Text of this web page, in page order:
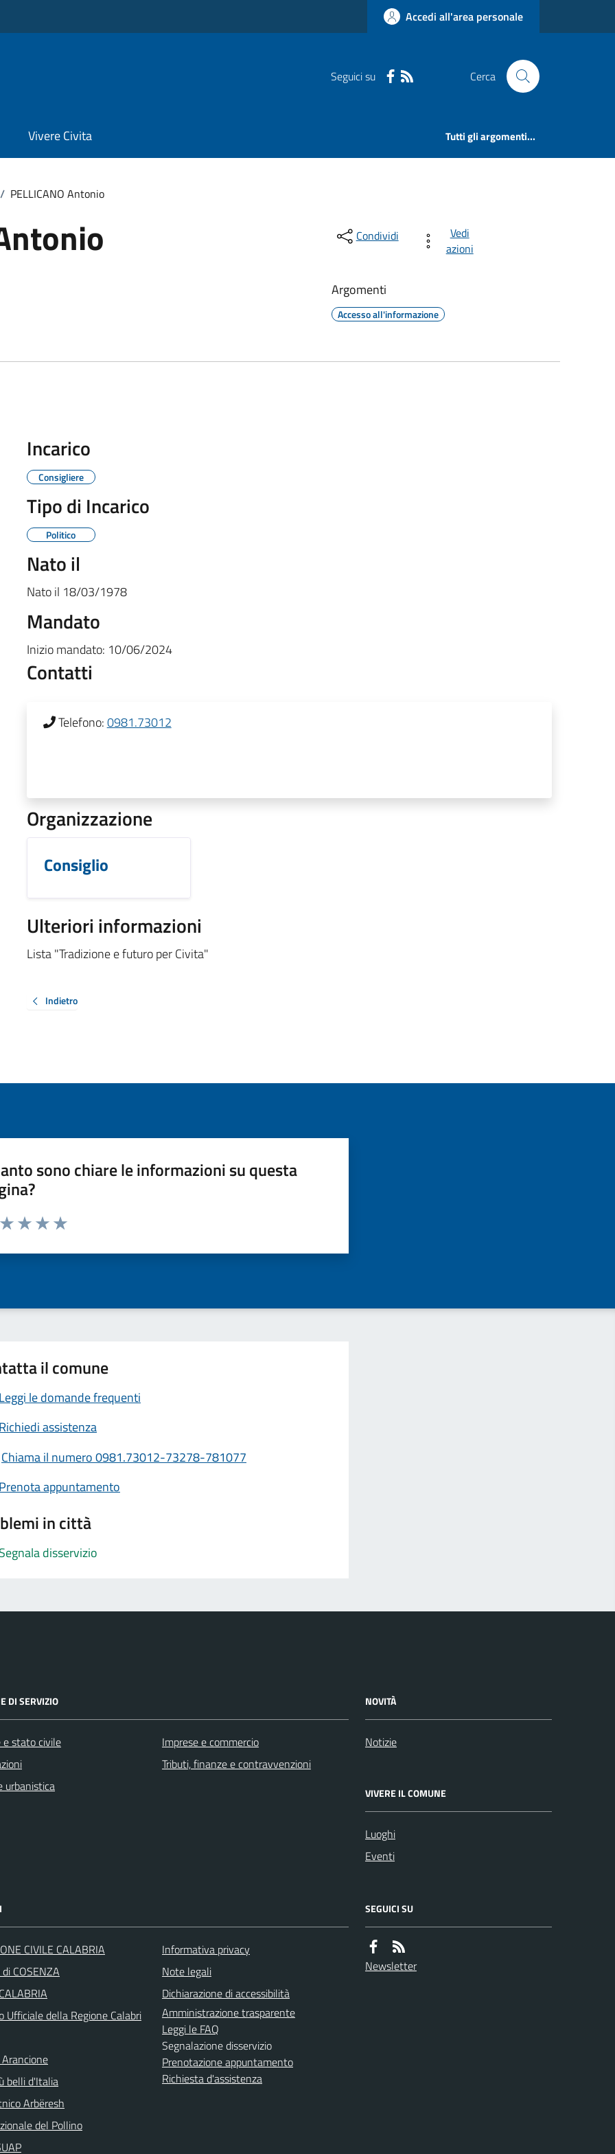
Accedi all'area personale
Seguici su Cerca
Vivere Civita Tutti gli argomenti...
/ PELLICANO Antonio
Condividi
Vedi
azioni
Argomenti
Accesso all'informazione
Incarico
Consigliere
Tipo di Incarico
Politico
Nato il
Nato il 18/03/1978
Mandato
Inizio mandato: 10/06/2024
Contatti
Telefono:0981.73012
Organizzazione
Consiglio
Ulteriori informazioni
Lista "Tradizione e futuro per Civita"
Indietro
sono chiare le informazioni su questa
da 1 a 5 stelle la pagina
il comune
Leggi le domande frequenti
Richiedi assistenza
Chiama il numero 0981.73012-73278-781077
Prenota appuntamento
in città
Segnala disservizio
DI SERVIZIO
e stato civile
urbanistica
Imprese e commercio
Tributi, finanze e contravvenzioni
NOVITÀ
Notizie
VIVERE IL COMUNE
Luoghi
Eventi
CIVILE CALABRIA
COSENZA
Ufficiale della Regione Calabri
belli d'Italia
Arbëresh
del Pollino
Informativa privacy
Note legali
Dichiarazione di accessibilità
Amministrazione trasparente
Leggi le FAQ
Segnalazione disservizio
Prenotazione appuntamento
Richiesta d'assistenza
SEGUICI SU
Newsletter